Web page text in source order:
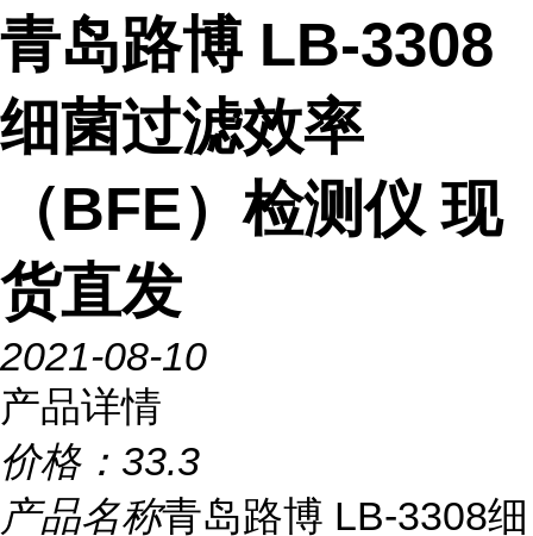
青岛路博 LB-3308
细菌过滤效率
（BFE）检测仪 现
货直发
2021-08-10
产品详情
价格： 33.3
产品名称青岛路博 LB-3308细